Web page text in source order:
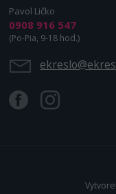
Pavol Ličko
0908 916 547
(Po-Pia, 9-18 hod.)